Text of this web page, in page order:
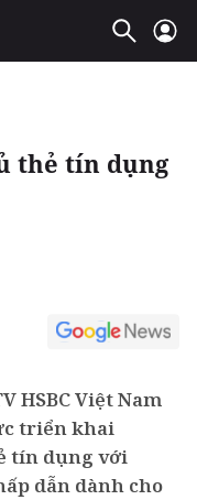
thẻ tín dụng
HSBC Việt Nam
triển khai
tín dụng với
dẫn dành cho